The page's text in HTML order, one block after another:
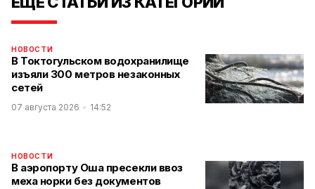
НОВОСТИ
В Токтогульском водохранилище
изъяли 300 метров незаконных
сетей
07 августа 2026 14:52
НОВОСТИ
В аэропорту Оша пресекли ввоз
меха норки без документов